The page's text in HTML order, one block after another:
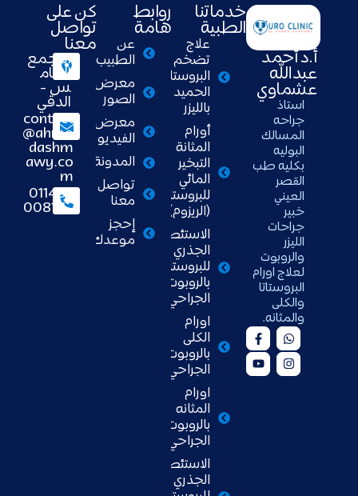
أ.د أحمد
عبدالله
عشماوي
استاذ
جراحه
المسالك
البوليه
بكليه طب
القصر
العيني
خبير
جراحات
الليزر
والروبوت
لعلاج اورام
البروستاتا
والكلى
والمثانه.
خدماتنا
الطبية
علاج
تضخم
البروستاتا
الحميد
بالليزر
أورام
المثانة
التبخير
المائي
للبروستاتا
(الريزوم)
الاستئصال
الجذري
للبروستاتا
بالروبوت
الجراحي
اورام
الكلى
بالروبوت
الجراحي
اورام
المثانه
بالروبوت
الجراحي
الاستئصال
الجذري
روابط
هامة
عن
الطبيب
معرض
الصور
معرض
الفيديو
المدونة
تواصل
معنا
إحجز
موعدك
كن على
تواصل
معنا
التجمع
الخام
س -
الدقي
contact
@ahme
dashm
awy.co
m
01148
008111